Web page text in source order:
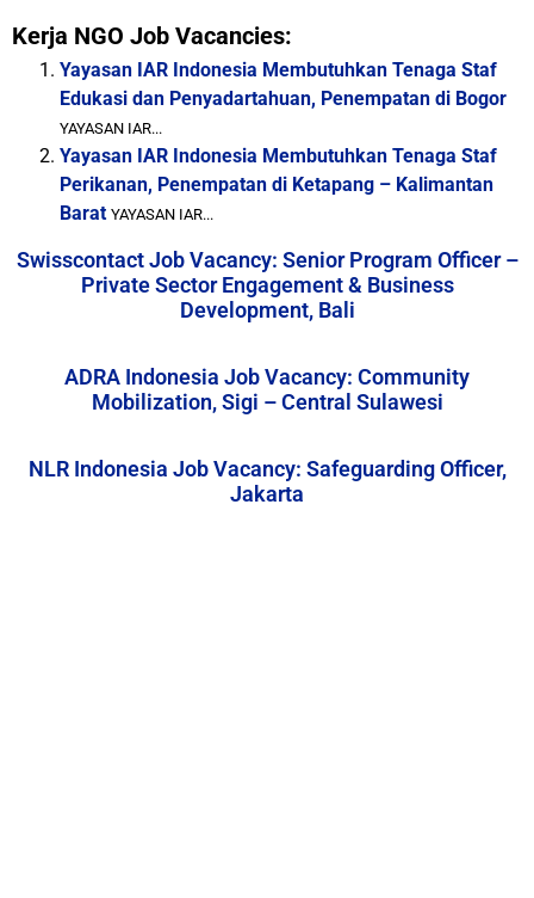
Kerja NGO Job Vacancies:
Yayasan IAR Indonesia Membutuhkan Tenaga Staf
Edukasi dan Penyadartahuan, Penempatan di Bogor
YAYASAN IAR...
Yayasan IAR Indonesia Membutuhkan Tenaga Staf
Perikanan, Penempatan di Ketapang – Kalimantan
Barat YAYASAN IAR...
Swisscontact Job Vacancy: Senior Program Officer –
Private Sector Engagement & Business
Development, Bali
ADRA Indonesia Job Vacancy: Community
Mobilization, Sigi – Central Sulawesi
NLR Indonesia Job Vacancy: Safeguarding Officer,
Jakarta